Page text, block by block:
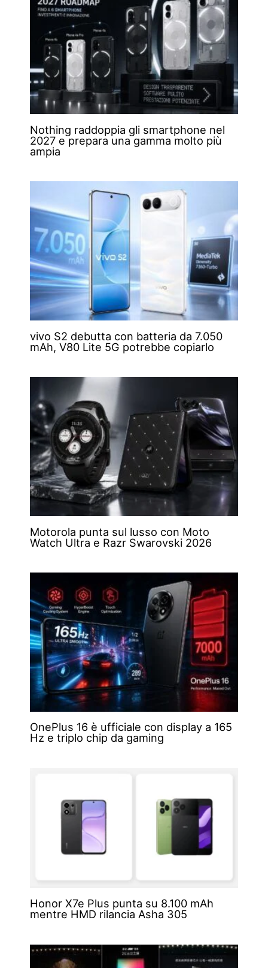
Nothing raddoppia gli smartphone nel
2027 e prepara una gamma molto più
ampia
vivo S2 debutta con batteria da 7.050
mAh, V80 Lite 5G potrebbe copiarlo
Motorola punta sul lusso con Moto
Watch Ultra e Razr Swarovski 2026
OnePlus 16 è ufficiale con display a 165
Hz e triplo chip da gaming
Honor X7e Plus punta su 8.100 mAh
mentre HMD rilancia Asha 305